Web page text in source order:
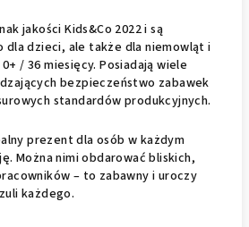
jakości Kids&Co 2022 i są
dzieci, ale także dla niemowląt i
/ 36 miesięcy. Posiadają wiele
bezpieczeństwo zabawek
standardów produkcyjnych.
prezent dla osób w każdym
Można nimi obdarować bliskich,
– to zabawny i uroczy
każdego.